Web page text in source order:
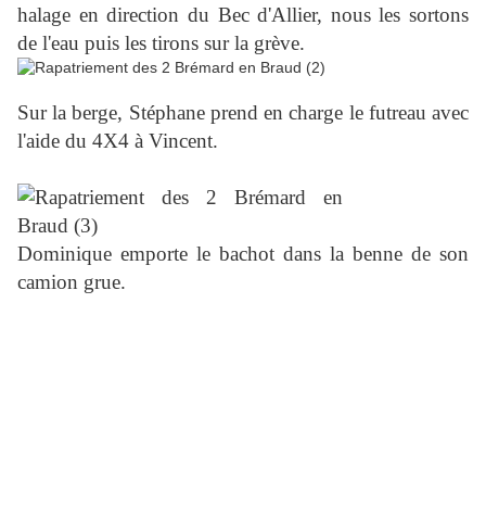
halage en direction du Bec d'Allier, nous les sortons
de l'eau puis les tirons sur la grève.
Sur la berge, Stéphane prend en charge le futreau avec
l'aide du 4X4 à Vincent.
Dominique emporte le bachot dans la benne de son
camion grue.